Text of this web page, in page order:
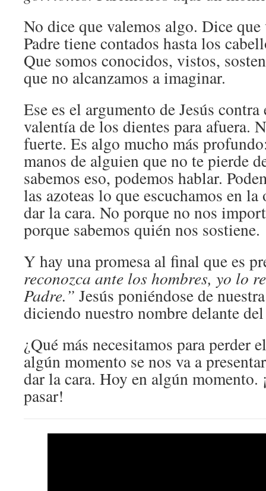
No dice que valemos algo. Dice
Padre tiene contados hasta los
Que somos conocidos, vistos,
que no alcanzamos a imaginar.
Ese es el argumento de Jesús
valentía de los dientes para afuera.
fuerte. Es algo mucho más
manos de alguien que no te pierde
sabemos eso, podemos hablar.
las azoteas lo que escuchamos en
dar la cara. No porque no nos
porque sabemos quién nos sostiene.
Y hay una promesa al final que es
reconozca ante los hombres, yo lo
Padre.” Jesús poniéndose de
diciendo nuestro nombre delante del
¿Qué más necesitamos para perder
algún momento se nos va a
dar la cara. Hoy en algún momento.
pasar!